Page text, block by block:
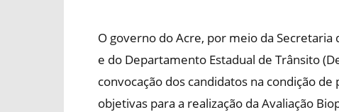
O governo do Acre, por meio da Secretaria
e do Departamento Estadual de Trânsito
convocação dos candidatos na condição
objetivas para a realização da Avaliação